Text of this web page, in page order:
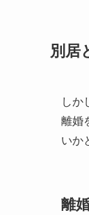
別居
しか
離婚
いか
離